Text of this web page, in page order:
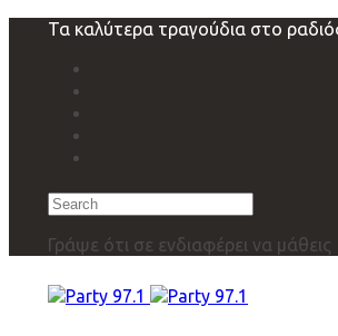
navigation
Τα καλύτερα τραγούδια στο
Search
Γράψε ότι σε ενδιαφέρει να μάθεις